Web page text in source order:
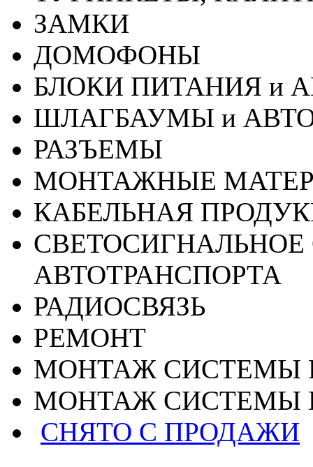
ЗАМКИ
ДОМОФОНЫ
БЛОКИ ПИТАНИЯ и
ШЛАГБАУМЫ и
РАЗЪЕМЫ
МОНТАЖНЫЕ
КАБЕЛЬНАЯ
АВТОТРАНСПОРТА
РАДИОСВЯЗЬ
РЕМОНТ
МОНТАЖ СИСТЕМЫ
МОНТАЖ СИСТЕМЫ
СНЯТО С ПРОДАЖИ